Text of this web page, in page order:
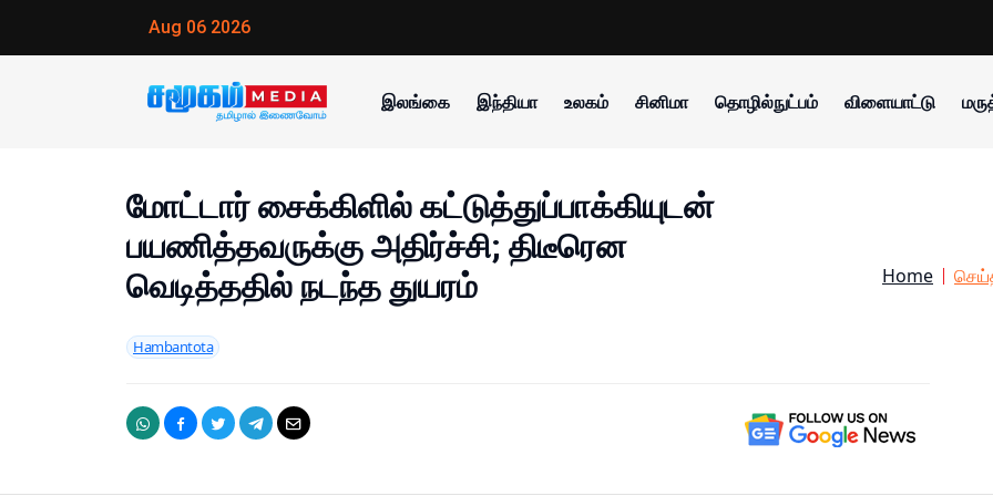
Aug 06 2026
இலங்கை இந்தியா உலகம் சினிமா தொழில்நுட்பம் விளையாட்டு
மோட்டார் சைக்கிளில் கட்டுத்துப்பாக்கியுடன்
பயணித்தவருக்கு அதிர்ச்சி; திடீரென
வெடித்ததில் நடந்த துயரம்
Hambantota
Home